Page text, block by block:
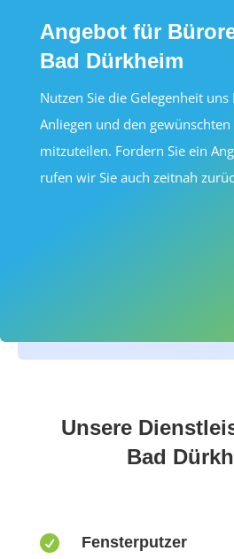
Angebot für
Bad Dürkheim
Nutzen Sie die Gelegenheit
Anliegen und den
mitzuteilen. Fordern Sie ein
rufen wir Sie auch zeitnah
Unsere
Bad
 Fensterputzer